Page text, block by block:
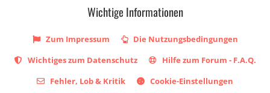
Wichtige Informationen
Zum Impressum
Die Nutzungsbedingungen
Wichtiges zum Datenschutz
Hilfe zum Forum - F.A.Q.
Fehler, Lob & Kritik
Cookie-Einstellungen